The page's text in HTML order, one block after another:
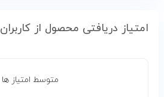
امتیاز دریافتی محصول از کاربران
متوسط امتیاز ها